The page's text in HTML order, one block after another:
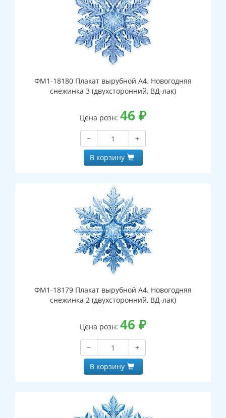
ФМ1-18180 Плакат вырубной А4. Новогодняя
снежинка 3 (двухсторонний, ВД-лак)
Цена розн: 46 ₽
−
+
В корзину
ФМ1-18179 Плакат вырубной А4. Новогодняя
снежинка 2 (двухсторонний, ВД-лак)
Цена розн: 46 ₽
−
+
В корзину